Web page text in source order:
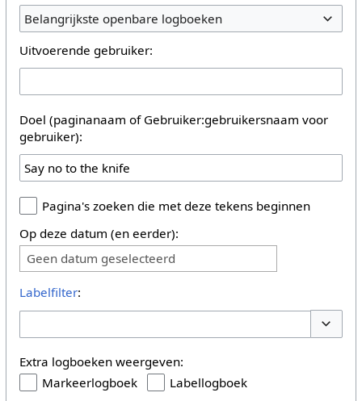
Belangrijkste openbare logboeken
Uitvoerende gebruiker:
Doel (paginanaam of Gebruiker:gebruikersnaam voor
gebruiker):
Pagina's zoeken die met deze tekens beginnen
Op deze datum (en eerder):
Geen datum geselecteerd
Labelfilter:
Extra logboeken weergeven:
Markeerlogboek
Labellogboek